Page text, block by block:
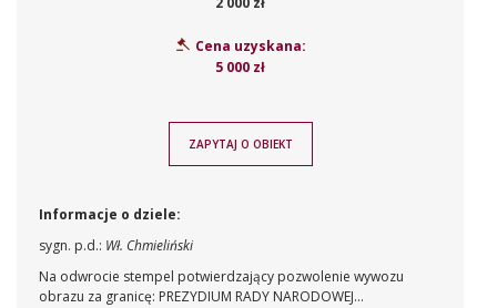
Cena uzyskana:
5 000 zł
ZAPYTAJ O OBIEKT
Informacje o dziele:
sygn. p.d.: Wł. Chmieliński
Na odwrocie stempel potwierdzający pozwolenie wywozu
obrazu za granicę: PREZYDIUM RADY NARODOWEJ...